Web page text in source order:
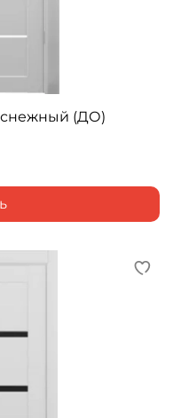
Кедр снежный (ДО)